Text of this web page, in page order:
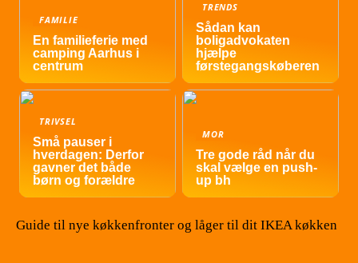
FAMILIE
En familieferie med
camping Aarhus i
centrum
TRENDS
Sådan kan
boligadvokaten
hjælpe
førstegangskøberen
TRIVSEL
Små pauser i
hverdagen: Derfor
gavner det både
børn og forældre
MOR
Tre gode råd når du
skal vælge en push-
up bh
Guide til nye køkkenfronter og låger til dit IKEA køkken